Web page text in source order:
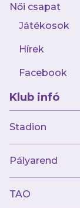
Női csapat
Játékosok
Hírek
Facebook
Klub infó
Stadion
Pályarend
TAO
Múltunk
Jelenünk